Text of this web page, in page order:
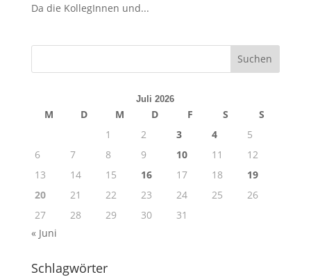
Da die KollegInnen und...
Juli 2026
M D M D F S
S
1
2 3 4
5
6
7 8 9 10 11
12
13
14 15 16 17 18
19
20
21 22 23 24 25
26
27
28 29 30
31
« Juni
Schlagwörter